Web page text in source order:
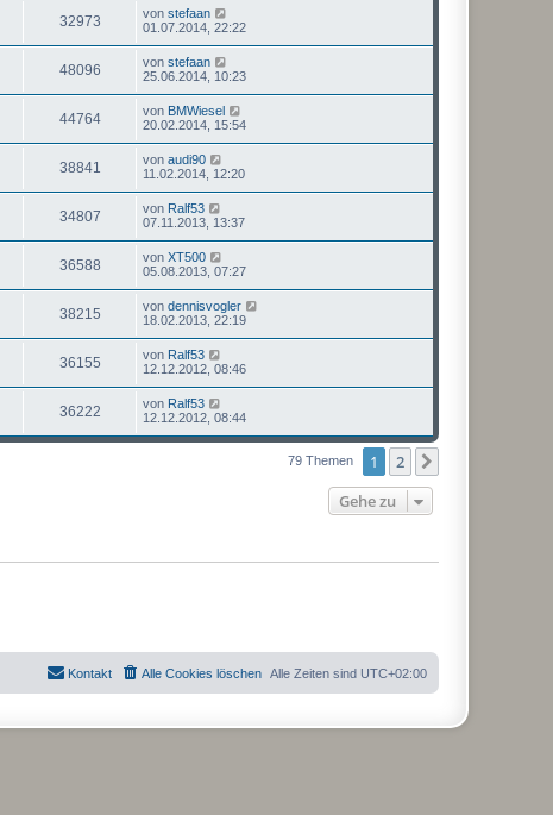
32973 von stefaan
01.07.2014, 22:22
48096 von stefaan
25.06.2014, 10:23
44764 von BMWiesel
20.02.2014, 15:54
38841 von audi90
11.02.2014, 12:20
34807 von Ralf53
07.11.2013, 13:37
36588 von XT500
05.08.2013, 07:27
38215 von dennisvogler
18.02.2013, 22:19
36155 von Ralf53
12.12.2012, 08:46
36222 von Ralf53
12.12.2012, 08:44
79 Themen 1 2
Gehe zu
Alle Zeiten sind UTC+02:00
Alle Cookies löschen
Kontakt